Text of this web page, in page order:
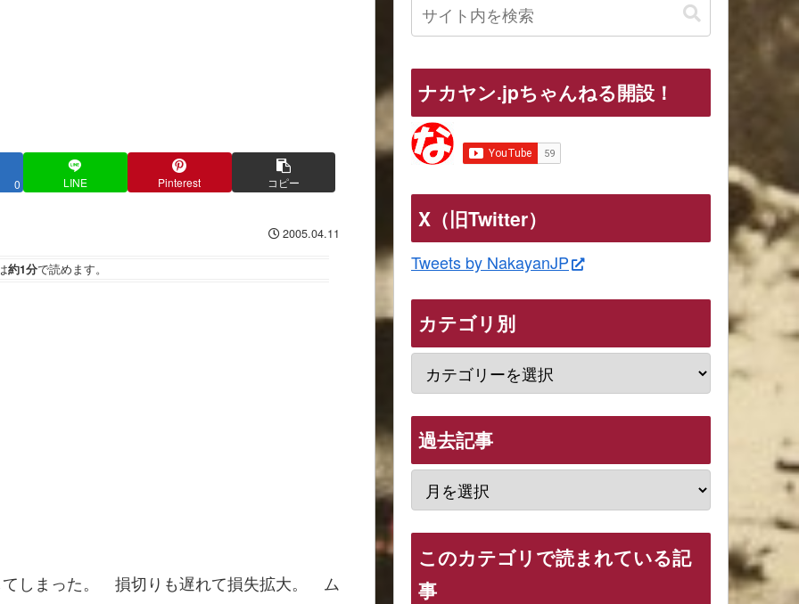
0 LINE Pinterest コピー
2005.04.11
約1分で読めます。
しまった。 損切りも遅れて損失拡大。 ム
ナカヤン.jpちゃんねる開設！
X（旧Twitter）
Tweets by NakayanJP
カテゴリ別
過去記事
このカテゴリで読まれている記
事